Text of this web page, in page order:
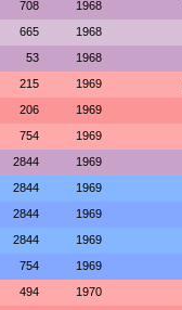
708 1968
665 1968
53 1968
215 1969
206 1969
754 1969
2844 1969
2844 1969
2844 1969
2844 1969
754 1969
494 1970